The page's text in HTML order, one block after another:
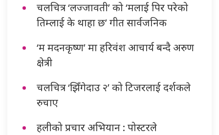
चलचित्र ‘लज्जावती’ को ‘मलाई पिर परेको
तिम्लाई के थाहा छ’ गीत सार्वजनिक
‘म मदनकृष्ण’ मा हरिवंश आचार्य बन्दै अरुण
क्षेत्री
चलचित्र ‘झिँगेदाउ २’ को टिजरलाई दर्शकले
रुचाए
हलीको प्रचार अभियान : पोस्टरले